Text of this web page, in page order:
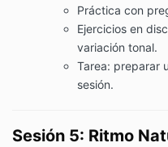
Práctica con
Ejercicios en
variación tonal.
Tarea: preparar
sesión.
Sesión 5: Ritmo